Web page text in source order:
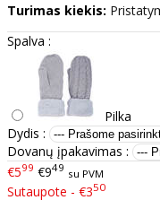
Turimas kiekis:
Spalva :
Pilka
Dydis :
Dovanų įpakavimas :
€599 €949 su PVM
Sutaupote - €350